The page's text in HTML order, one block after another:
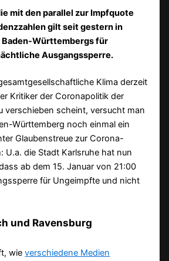
mit den parallel zur Impfquote
gilt seit gestern in
Württembergs für
Ausgangssperre.
Klima derzeit
Kritiker der Coronapolitik der
verschieben scheint, versucht man
Württemberg noch einmal ein
Glaubenstreue zur Corona-
U.a. die Stadt Karlsruhe hat nun
ab dem 15. Januar von 21:00
für Ungeimpfte und nicht
und Ravensburg
wieverschiedene Medien